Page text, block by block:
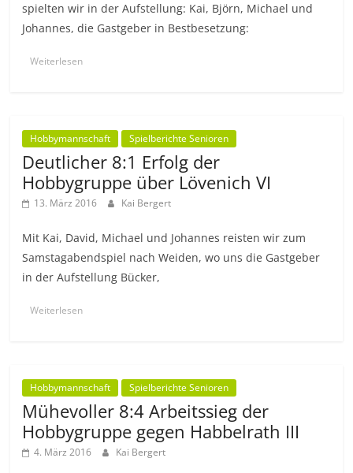
spielten wir in der Aufstellung: Kai, Björn, Michael und
Johannes, die Gastgeber in Bestbesetzung:
Weiterlesen
Hobbymannschaft Spielberichte Senioren
Deutlicher 8:1 Erfolg der
Hobbygruppe über Lövenich VI
13. März 2016 Kai Bergert
Mit Kai, David, Michael und Johannes reisten wir zum
Samstagabendspiel nach Weiden, wo uns die Gastgeber
in der Aufstellung Bücker,
Weiterlesen
Hobbymannschaft Spielberichte Senioren
Mühevoller 8:4 Arbeitssieg der
Hobbygruppe gegen Habbelrath III
4. März 2016 Kai Bergert